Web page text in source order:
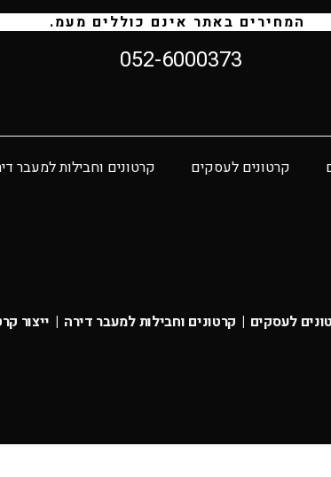
המחירים באתר אינם כוללים מעמ.
052-6000373
קרטונים לעסקים קרטונים וחבילות למעבר
לעסקים | קרטונים וחבילות למעבר דירה | ייצור